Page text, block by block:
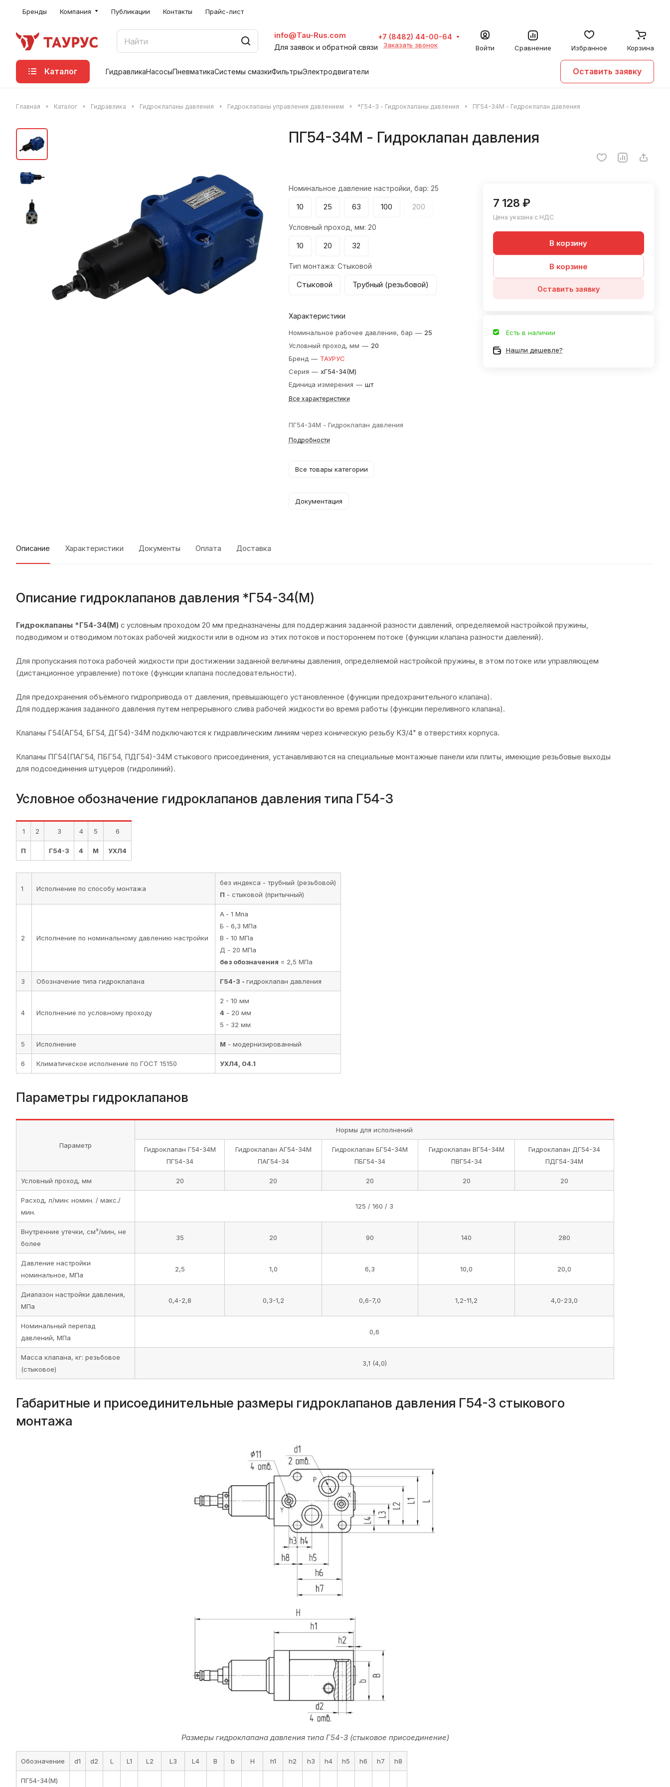
Бренды Компания Публикации Контакты Прайс-лист
info@Tau-Rus.com
Для заявок и обратной связи
+7 (8482) 44-00-64
Заказать звонок Войти Сравнение Избранное Корзина
Каталог ГидравликаНасосыПневматикаСистемы смазкиФильтрыЭлектродвигатели Оставить заявку
Главная Каталог Гидравлика Гидроклапаны давления Гидроклапаны управления давлением *Г54-3 - Гидроклапаны давления ПГ54-34М - Гидроклапан давления
ПГ54-34М - Гидроклапан давления
Номинальное давление настройки, бар: 25
10 25 63 100 200
Условный проход, мм: 20
10 20 32
Тип монтажа: Стыковой
Стыковой Трубный (резьбовой)
Характеристики
Номинальное рабочее давление, бар — 25
Условный проход, мм — 20
Бренд — ТАУРУС
Серия — xГ54-34(М)
Единица измерения — шт
Все характеристики
ПГ54-34М - Гидроклапан давления
Подробности
Все товары категории
Документация
7 128 ₽
Цена указана с НДС
В корзину
В корзине
Оставить заявку
Есть в наличии
Нашли дешевле?
Описание Характеристики Документы Оплата Доставка
Описание гидроклапанов давления *Г54-34(М)
Гидроклапаны *Г54-34(М) с условным проходом 20 мм предназначены для поддержания заданной разности давлений, определяемой настройкой пружины,
подводимом и отводимом потоках рабочей жидкости или в одном из этих потоков и постороннем потоке (функции клапана разности давлений).
Для пропускания потока рабочей жидкости при достижении заданной величины давления, определяемой настройкой пружины, в этом потоке или управляющем
(дистанционное управление) потоке (функции клапана последовательности).
Для предохранения объёмного гидропривода от давления, превышающего установленное (функции предохранительного клапана).
Для поддержания заданного давления путем непрерывного слива рабочей жидкости во время работы (функции переливного клапана).
Клапаны Г54(АГ54, БГ54, ДГ54)-34М подключаются к гидравлическим линиям через коническую резьбу K3/4" в отверстиях корпуса.
Клапаны ПГ54(ПАГ54, ПБГ54, ПДГ54)-34М стыкового присоединения, устанавливаются на специальные монтажные панели или плиты, имеющие резьбовые выходы
для подсоединения штуцеров (гидролиний).
Условное обозначение гидроклапанов давления типа Г54-3
1 2 3 4 5 6
П Г54-3 4 М УХЛ4
1 Исполнение по способу монтажа
без индекса - трубный (резьбовой)
П - стыковой (притычный)
2 Исполнение по номинальному давлению настройки
А - 1 Мпа
Б - 6,3 МПа
В - 10 МПа
Д - 20 МПа
без обозначения = 2,5 МПа
3 Обозначение типа гидроклапана Г54-3 - гидроклапан давления
4 Исполнение по условному проходу
2 - 10 мм
4 - 20 мм
5 - 32 мм
5 Исполнение М - модернизированный
6 Климатическое исполнение по ГОСТ 15150 УХЛ4, 04.1
Параметры гидроклапанов
Параметр
Нормы для исполнений
Гидроклапан Г54-34М
ПГ54-34
Гидроклапан АГ54-34М
ПАГ54-34
Гидроклапан БГ54-34М
ПБГ54-34
Гидроклапан ВГ54-34М
ПВГ54-34
Гидроклапан ДГ54-34
ПДГ54-34М
Условный проход, мм 20 20 20 20 20
Расход, л/мин: номин. / макс./
мин.
125 / 160 / 3
Внутренние утечки, см³/мин, не
более
35 20 90 140 280
Давление настройки
номинальное, МПа
2,5 1,0 6,3 10,0 20,0
Диапазон настройки давления,
МПа
0,4-2,8 0,3-1,2 0,6-7,0 1,2-11,2 4,0-23,0
Номинальный перепад
давлений, МПа
0,6
Масса клапана, кг: резьбовое
(стыковое)
3,1 (4,0)
Габаритные и присоединительные размеры гидроклапанов давления Г54-3 стыкового
монтажа
Размеры гидроклапана давления типа Г54-3 (стыковое присоединение)
Обозначение d1 d2 L L1 L2 L3 L4 B b H h1 h2 h3 h4 h5 h6 h7 h8
ПГ54-34(М)